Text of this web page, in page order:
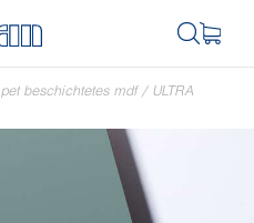
pet beschichtetes mdf/ ULTRA